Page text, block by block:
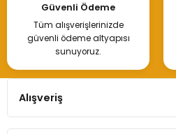
Güvenli Ödeme
Tüm alışverişlerinizde
güvenli ödeme altyapısı
sunuyoruz.
Alışveriş